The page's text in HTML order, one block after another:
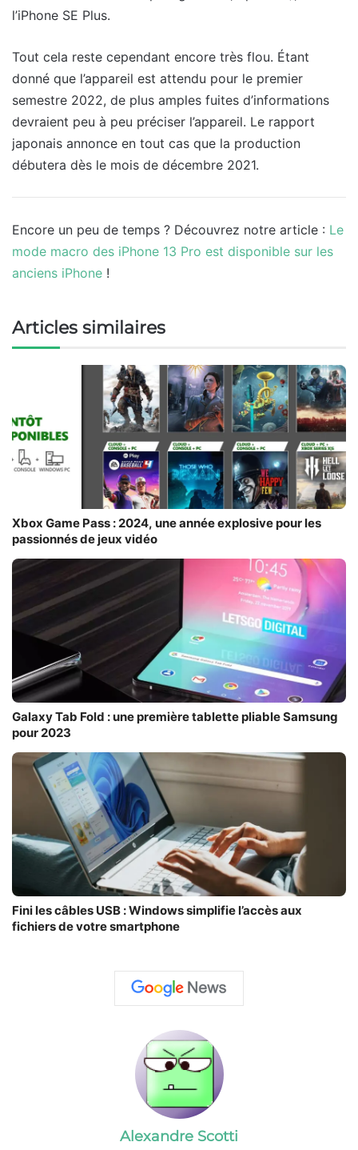
l’iPhone SE Plus.
Tout cela reste cependant encore très flou. Étant
donné que l’appareil est attendu pour le premier
semestre 2022, de plus amples fuites d’informations
devraient peu à peu préciser l’appareil. Le rapport
japonais annonce en tout cas que la production
débutera dès le mois de décembre 2021.
Encore un peu de temps ? Découvrez notre article : Le
mode macro des iPhone 13 Pro est disponible sur les
anciens iPhone !
Articles similaires
Xbox Game Pass : 2024, une année explosive pour les
passionnés de jeux vidéo
Galaxy Tab Fold : une première tablette pliable Samsung
pour 2023
Fini les câbles USB : Windows simplifie l’accès aux
fichiers de votre smartphone
Alexandre Scotti